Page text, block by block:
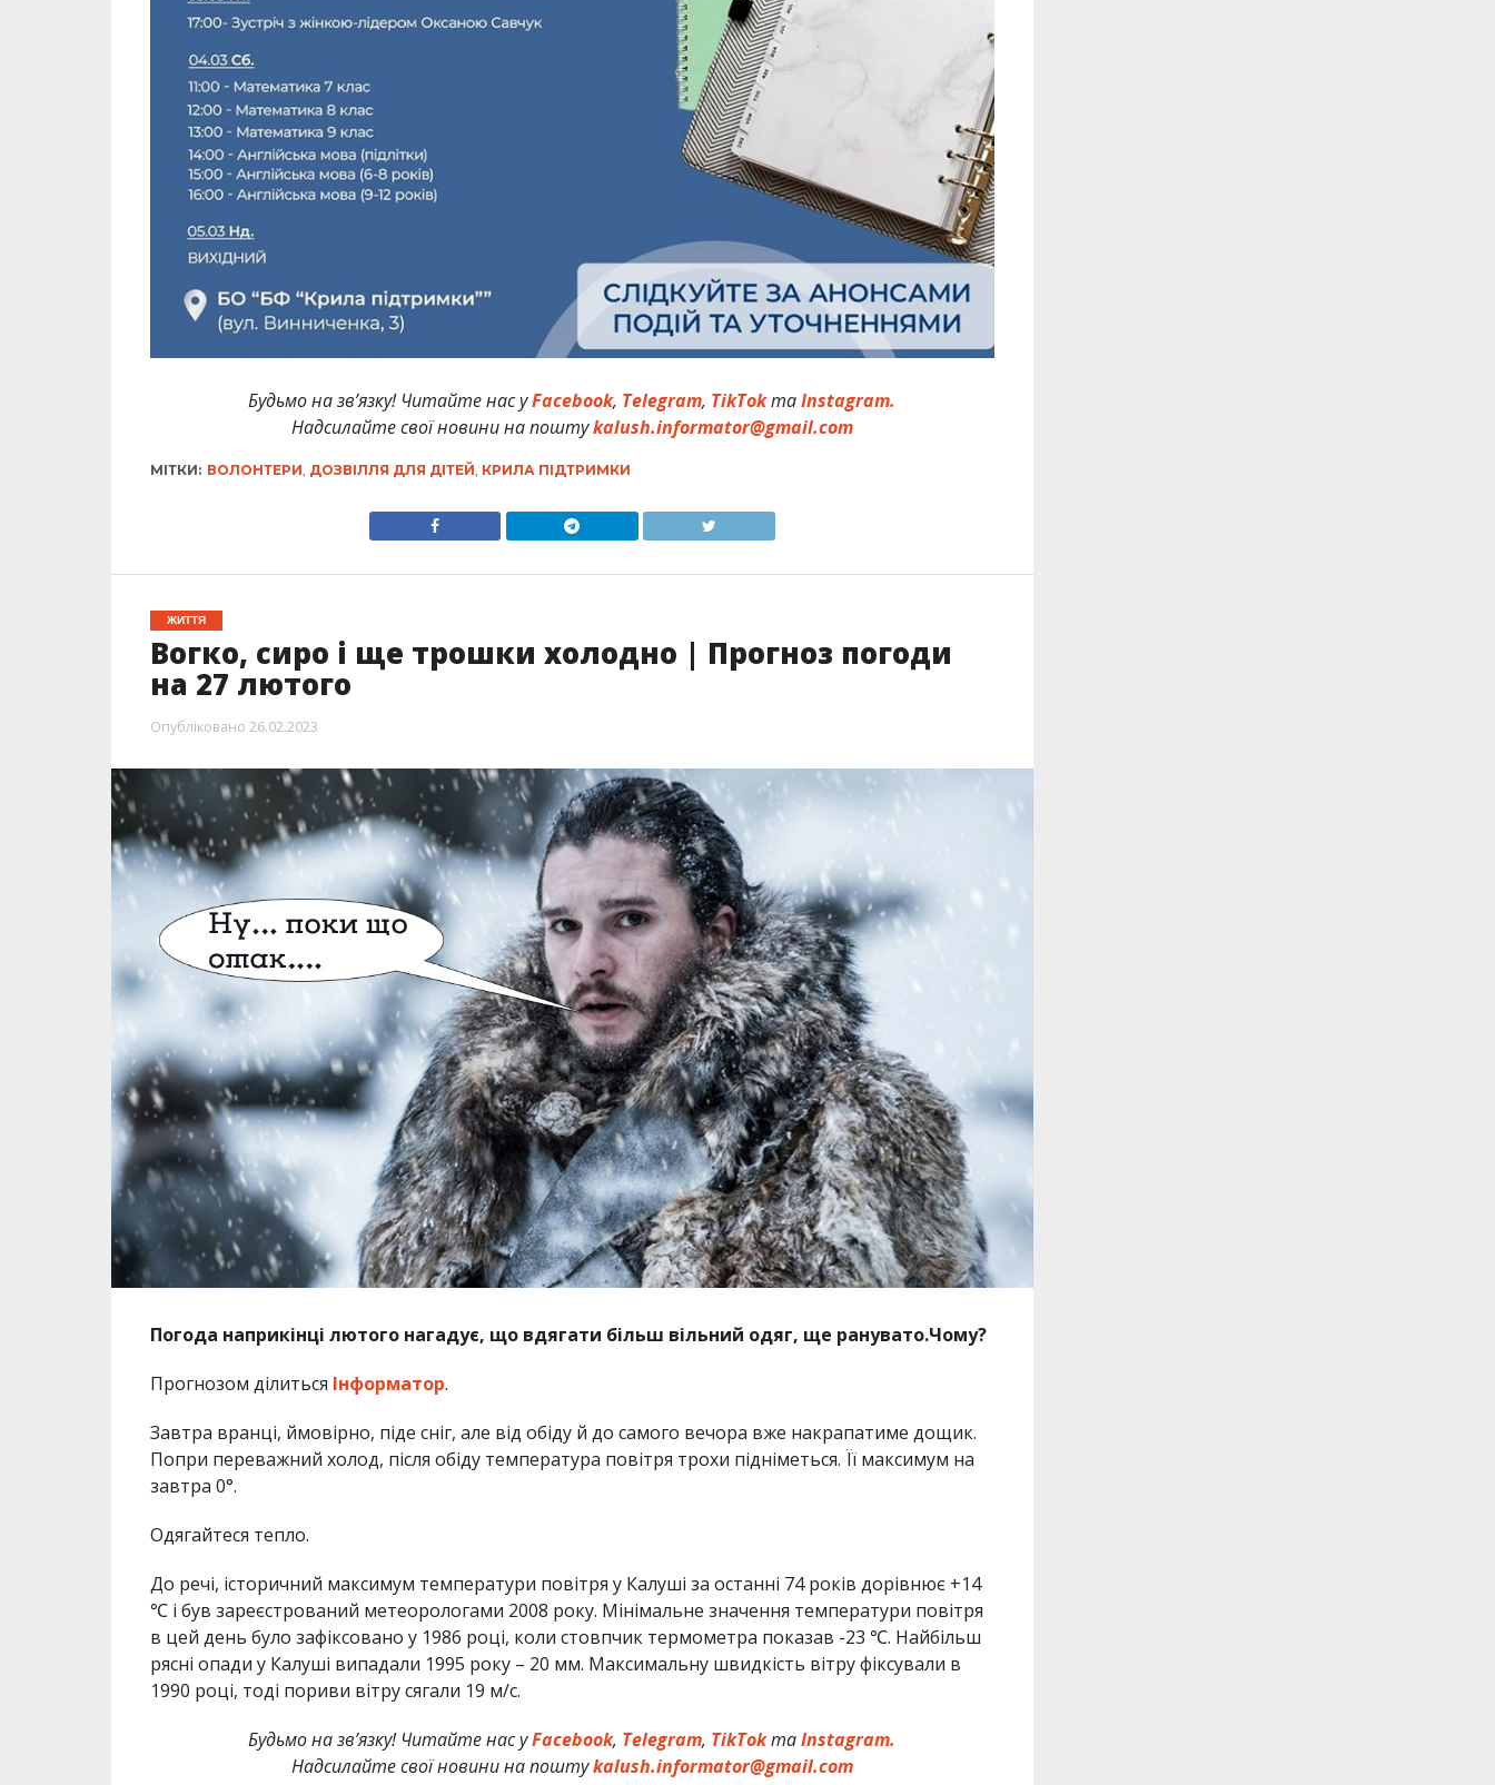
Будьмо на зв’язку! Читайте нас уFacebook, Telegram, TikTokтаInstagram.
Надсилайте свої новини на поштуkalush.informator@gmail.com
МІТКИ: ВОЛОНТЕРИ, ДОЗВІЛЛЯ ДЛЯ ДІТЕЙ, КРИЛА ПІДТРИМКИ
ЖИТТЯ
Вогко, сиро і ще трошки холодно | Прогноз погоди
на 27 лютого
Опубліковано 26.02.2023
Погода наприкінці лютого нагадує, що вдягати більш вільний одяг, ще ранувато.Чому?
Прогнозом ділиться Інформатор.
Завтра вранці, ймовірно, піде сніг, але від обіду й до самого вечора вже накрапатиме дощик.
Попри переважний холод, після обіду температура повітря трохи підніметься. Її максимум на
завтра 0°.
Одягайтеся тепло.
До речі, історичний максимум температури повітря у Калуші за останні 74 років дорівнює +14
℃ і був зареєстрований метеорологами 2008 року. Мінімальне значення температури повітря
в цей день було зафіксовано у 1986 році, коли стовпчик термометра показав -23 ℃. Найбільш
рясні опади у Калуші випадали 1995 року – 20 мм. Максимальну швидкість вітру фіксували в
1990 році, тоді пориви вітру сягали 19 м/с.
Будьмо на зв’язку! Читайте нас уFacebook, Telegram, TikTokтаInstagram.
Надсилайте свої новини на поштуkalush.informator@gmail.com